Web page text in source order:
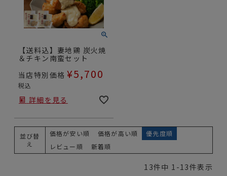
【送料込】妻地鶏 炭火焼
＆チキン南蛮セット
当店特別価格 ¥5,700
税込
詳細を見る
並び替
え
価格が安い順 価格が高い順
優先度順
レビュー順
新着順
13件中 1 -13件表示